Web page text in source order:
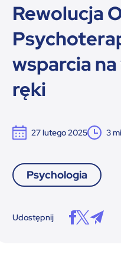
Rewolucja
wsparcia
ręki
27 lutego 2025 3
Psychologia
Udostępnij